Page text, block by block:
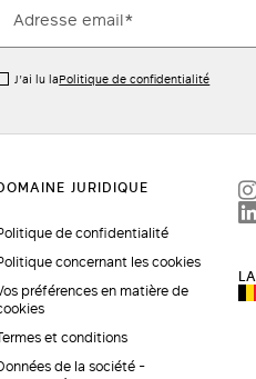
J’ai lu laPolitique de confidentialité
de confidentialité
concernant les cookies
préférences en matière de
et conditions
de la société -